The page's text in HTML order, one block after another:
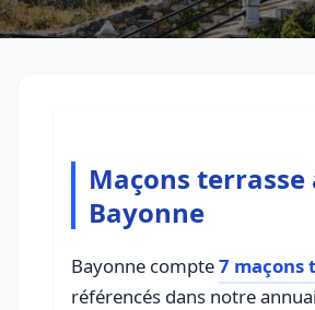
Maçons terrasse
Bayonne
Bayonne compte7 maçons
référencés dans notre